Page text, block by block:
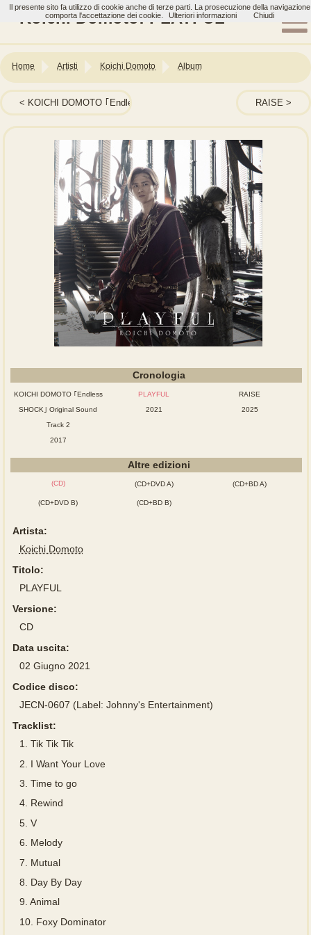
Koichi Domoto: PLAYFUL
Home Artisti Koichi Domoto Album
KOICHI DOMOTO ｢Endless SHOCK｣ Original Sound Track 2
RAISE
Cronologia
KOICHI DOMOTO ｢Endless
SHOCK｣ Original Sound
Track 2
2017
PLAYFUL
2021
RAISE
2025
Altre edizioni
(CD) (CD+DVD A) (CD+BD A)
(CD+DVD B) (CD+BD B)
Artista:
Koichi Domoto
Titolo:
PLAYFUL
Versione:
CD
Data uscita:
02 Giugno 2021
Codice disco:
JECN-0607 (Label: Johnny's Entertainment)
Tracklist:
1.
Tik Tik Tik
2.
I Want Your Love
3. Time to go
4. Rewind
5. V
6.
Melody
7.
Mutual
8.
Day By Day
9. Animal
10. Foxy Dominator
Il presente sito fa utilizzo di cookie anche di terze parti. La prosecuzione della navigazione
comporta l'accettazione dei cookie.
Ulteriori informazioni Chiudi